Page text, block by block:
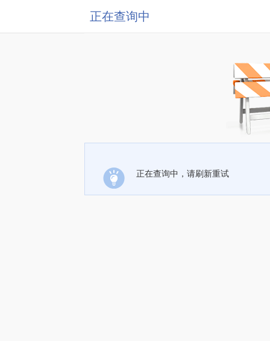
正在查询中
正在查询中，请刷新重试